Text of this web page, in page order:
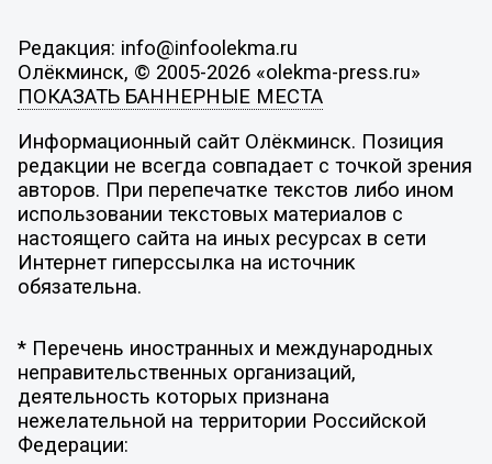
Редакция: info@infoolekma.ru
Олёкминск, © 2005-2026 «olekma-press.ru»
ПОКАЗАТЬ БАННЕРНЫЕ МЕСТА
Информационный сайт Олёкминск. Позиция
редакции не всегда совпадает с точкой зрения
авторов. При перепечатке текстов либо ином
использовании текстовых материалов с
настоящего сайта на иных ресурсах в сети
Интернет гиперссылка на источник
обязательна.
* Перечень иностранных и международных
неправительственных организаций,
деятельность которых признана
нежелательной на территории Российской
Федерации: